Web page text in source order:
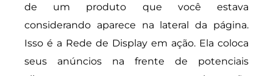
de um produto que você estava
considerando aparece na lateral da página.
Isso é a Rede de Display em ação. Ela coloca
seus anúncios na frente de potenciais